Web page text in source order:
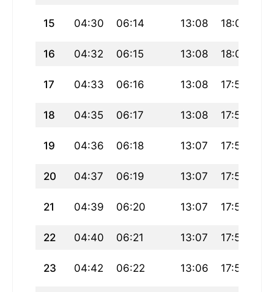
15 04:30 06:14 13:08 18:01
16 04:32 06:15 13:08 18:00
17 04:33 06:16 13:08 17:59
18 04:35 06:17 13:08 17:58
19 04:36 06:18 13:07 17:57
20 04:37 06:19 13:07 17:56
21 04:39 06:20 13:07 17:55
22 04:40 06:21 13:07 17:54
23 04:42 06:22 13:06 17:52